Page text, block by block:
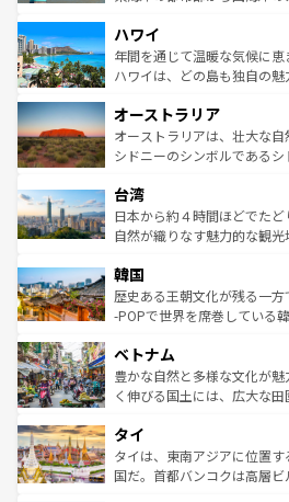
ば市内交通費無料で観光を楽しむ
着のスイス情報はコンテンツ
のような巨大都市は、観光、
ンメントが詰まった刺激的
西部には大自然が広がり、
部のニューオーリンズでは、
文化が魅力。旅行者はアメリ
しみながら、その多様性と
ならではの贅沢な旅のスタイルだ。 なお、新着
情報はコンテンツ一覧を参照
ハワイ
年間を通じて温暖な気候に
ハワイは、どの島も独自の
ワイ島は見逃せない。また、
島だが、静かな自然を求める
おすすめ。エメラルドグリ
れるおもてなしの心で訪れる
人々、おいしいローカルフ
ク、伝統的なフラダンスな
ワイを、存分に味わってほしい。 なお、新着のハワ
はコンテンツ一覧を参照し
オーストラリア
オーストラリアは、壮大な自
シドニーのシンボルである
リアリーフや大陸中央部にそ
ク）、タスマニアの美しい
ど、見どころがたくさん。
いる。アクティビティも充実
ビング、ハイキングなど、
い。オーストラリアの多彩
参照してほしい。
台湾
日本から約４時間ほどでた
自然が織りなす魅力的な観
ン）、静ひつな山岳地帯であ
と山間の静けさが共存して
驚きをもたらしてくれる。
容にもいいと評判のスイーツ
が味わえる。 なお、新
照してほしい。
韓国
歴史ある王朝文化が残る一
-POPで世界を席巻している
き、地方に足を延ばせば四季
できる。そして、キムチや
まで、さまざまな韓国料理
リティに包まれながら、韓国
わってみてほ
覧を参照してほしい。
ベトナム
豊かな自然と多様な文化が
く伸びる国土には、広大な
急速な発展と共に伝統が息づ
ーチミン市のフランス統治
醸し出している。また、バ
タイ
タイは、東南アジアに位置
国だ。首都バンコクは高層